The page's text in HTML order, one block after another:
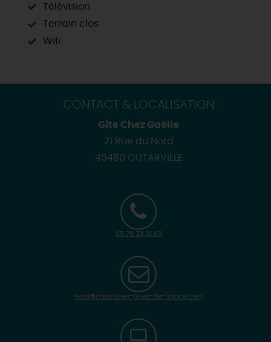
Télévision
Terrain clos
Wifi
CONTACT & LOCALISATION
Gîte Chez Gaëlle
21 Rue du Nord
45480 OUTARVILLE
09 78 35 01 65
resa@chambres-gites-de-france.com